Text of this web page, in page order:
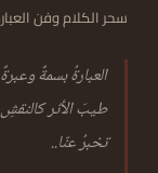
سحر الكلام وفن
العبارةُ بسمةٌ
طيبَ الأثر
تخبرُ عنّا..